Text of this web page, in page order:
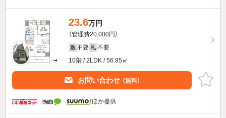
23.6万円
（管理費20,000円）
敷 不要 礼 不要
10階 / 2LDK / 56.85㎡
お問い合わせ （無料）
ほか提供